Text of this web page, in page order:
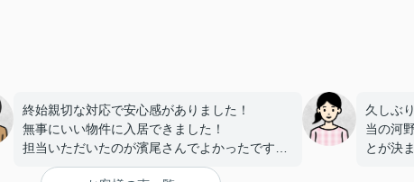
終始親切な対応で安心感がありました！
無事にいい物件に入居できました！
担当いただいたのが濱尾さんでよかったです★
ありがとうございました！
久しぶ
当の河
とが決